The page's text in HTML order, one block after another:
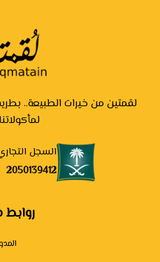
لقمتين من خيرات الطبيعة..
السجل
2050139412